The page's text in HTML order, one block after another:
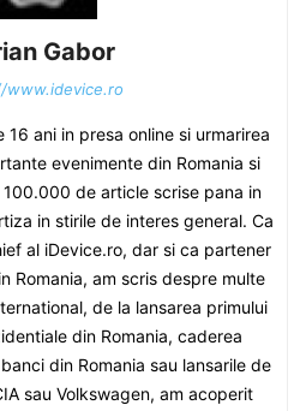
Gabor
ani in presa online si urmarirea
evenimente din Romania si
de article scrise pana in
in stirile de interes general. Ca
al iDevice.ro, dar si ca partener
Romania, am scris despre multe
de la lansarea primului
din Romania, caderea
din Romania sau lansarile de
sau Volkswagen, am acoperit